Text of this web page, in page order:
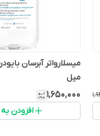
میل
۱٬۶۵۰٬۰۰۰
افزودن